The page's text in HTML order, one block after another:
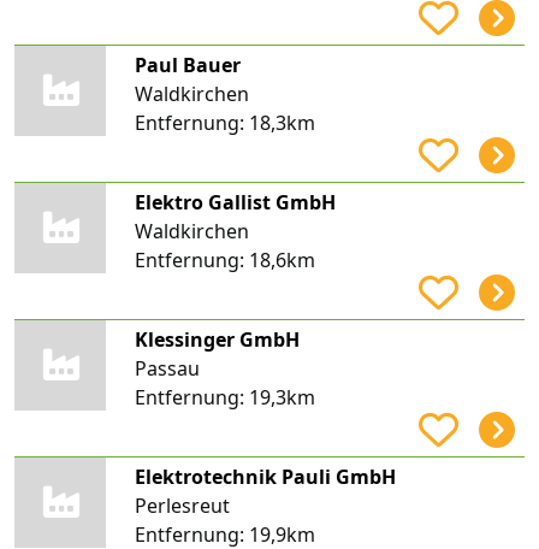
Paul Bauer
Waldkirchen
Entfernung: 18,3km
Elektro Gallist GmbH
Waldkirchen
Entfernung: 18,6km
Klessinger GmbH
Passau
Entfernung: 19,3km
Elektrotechnik Pauli GmbH
Perlesreut
Entfernung: 19,9km